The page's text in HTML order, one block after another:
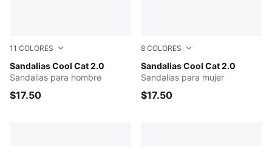
11 COLORES
Sandalias Cool Cat 2.0
Smokey Gray-PUMA Black
Sandalias para hombre
$17.50
8 COLORES
Sandalias Cool Cat 2.0
Sage Frost-Pink Pixel
Sandalias para mujer
$17.50